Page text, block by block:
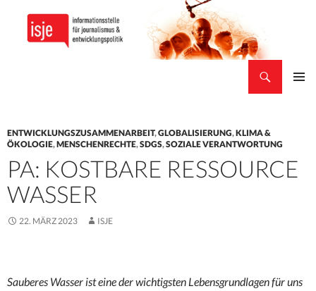
ENTWICKLUNGSZUSAMMENARBEIT,GLOBALISIERUNG,KLIMA &
ÖKOLOGIE,MENSCHENRECHTE,SDGS,SOZIALE VERANTWORTUNG
PA: KOSTBARE RESSOURCE
WASSER
22. MÄRZ 2023 ISJE
Sauberes Wasser ist eine der wichtigsten Lebensgrundlagen für uns